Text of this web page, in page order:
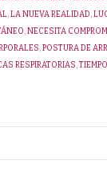
,LA NUEVA REALIDAD,
,NECESITA
,POSTURA DE
RESPIRATORIAS,